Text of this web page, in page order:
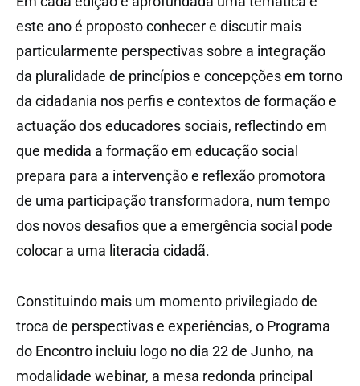
este ano é proposto conhecer e discutir mais
particularmente perspectivas sobre a integração
da pluralidade de princípios e concepções em torno
da cidadania nos perfis e contextos de formação e
actuação dos educadores sociais, reflectindo em
que medida a formação em educação social
prepara para a intervenção e reflexão promotora
de uma participação transformadora, num tempo
dos novos desafios que a emergência social pode
colocar a uma literacia cidadã.
Constituindo mais um momento privilegiado de
troca de perspectivas e experiências, o Programa
do Encontro incluiu logo no dia 22 de Junho, na
modalidade webinar, a mesa redonda principal